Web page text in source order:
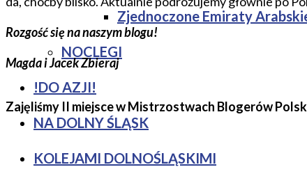
Zjednoczone Emiraty
NOCLEGI
!DO AZJI!
NA DOLNY ŚLĄSK
KOLEJAMI DOLNOŚLĄSKIMI
Rozgość się na naszym blogu!
Magda i Jacek Zbieraj
Zajęliśmy II miejsce w Mistrzostwach Blogerów